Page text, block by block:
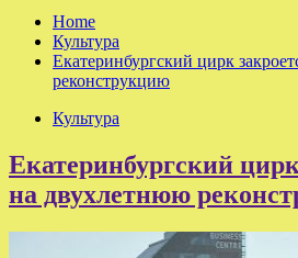
Home
Культура
Екатеринбургский цирк
реконструкцию
Культура
Екатеринбургский
на двухлетнюю